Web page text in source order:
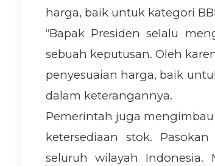
harga, baik untuk kategori
“Bapak Presiden selalu
sebuah keputusan. Oleh
penyesuaian harga, baik
dalam keterangannya.
Pemerintah juga
ketersediaan stok.
seluruh wilayah Indonesia.